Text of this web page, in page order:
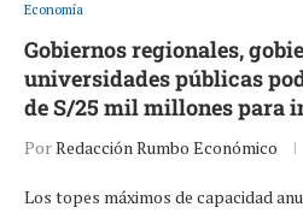
Economía
Gobiernos regionales,
universidades públicas
de S/25 mil millones para
PorRedacción Rumbo Económico
Los topes máximos de capacidad